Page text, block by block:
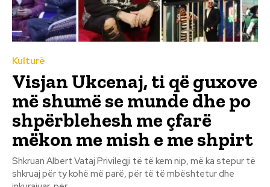
Kulturë
Visjan Ukcenaj, ti që guxove
më shumë se munde dhe po
shpërblehesh me çfarë
mëkon me mish e me shpirt
Shkruan Albert Vataj Privilegji të të kem nip, më ka stepur të
shkruaj për ty kohë më parë, për të të mbështetur dhe